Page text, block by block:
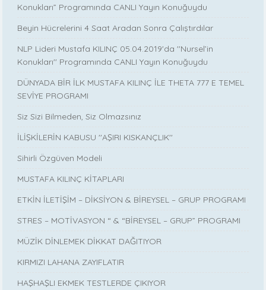
Konukları” Programında CANLI Yayın Konuğuydu
Beyin Hücrelerini 4 Saat Aradan Sonra Çalıştırdılar
NLP Lideri Mustafa KILINÇ 05.04.2019'da ''Nursel’in
Konukları'' Programında CANLI Yayın Konuğuydu
DÜNYADA BİR İLK MUSTAFA KILINÇ İLE THETA 777 E TEMEL
SEVİYE PROGRAMI
Siz Sizi Bilmeden, Siz Olmazsınız
İLİŞKİLERİN KABUSU ''AŞIRI KISKANÇLIK''
Sihirli Özgüven Modeli
MUSTAFA KILINÇ KİTAPLARI
ETKİN İLETİŞİM – DİKSİYON & BİREYSEL – GRUP PROGRAMI
STRES – MOTİVASYON “ & “BİREYSEL – GRUP” PROGRAMI
MÜZİK DİNLEMEK DİKKAT DAĞITIYOR
KIRMIZI LAHANA ZAYIFLATIR
HAŞHAŞLI EKMEK TESTLERDE ÇIKIYOR